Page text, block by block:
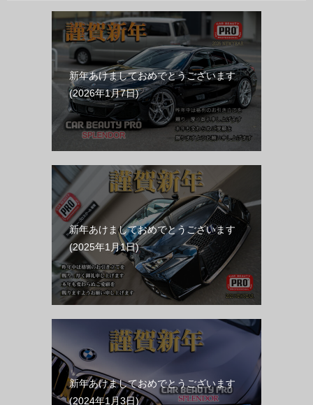
新年あけましておめでとうございます
2026年1月7日
新年あけましておめでとうございます
2025年1月1日
新年あけましておめでとうございます
2024年1月3日